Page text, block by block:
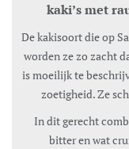
kaki’s met
De kakisoort die op Sardinië groeit, is de hachiya. Als ze rijp zijn,
worden ze zo zacht
is moeilijk te
zoetigheid. Ze
In dit gerecht
bitter en wat